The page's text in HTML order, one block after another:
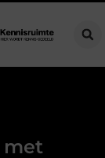
geven
met